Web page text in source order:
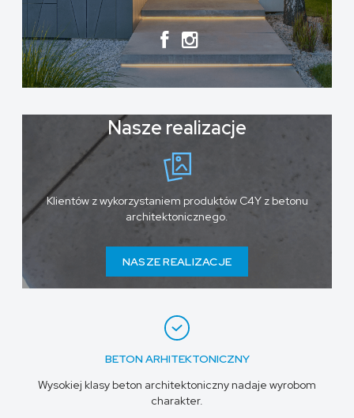
Nasze realizacje
Klientów z wykorzystaniem produktów C4Y z betonu
architektonicznego.
NASZE REALIZACJE
BETON ARHITEKTONICZNY
Wysokiej klasy beton architektoniczny nadaje wyrobom
charakter.